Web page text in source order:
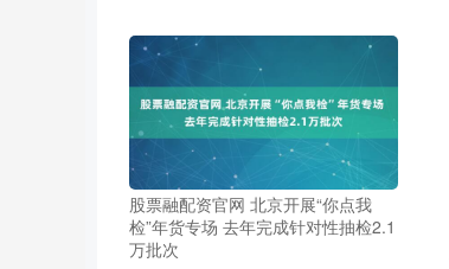
股票融配资官网 北京开展“你点我
检”年货专场 去年完成针对性抽检2.1
万批次